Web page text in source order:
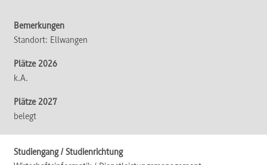
Standort: Ellwangen
k.A.
belegt